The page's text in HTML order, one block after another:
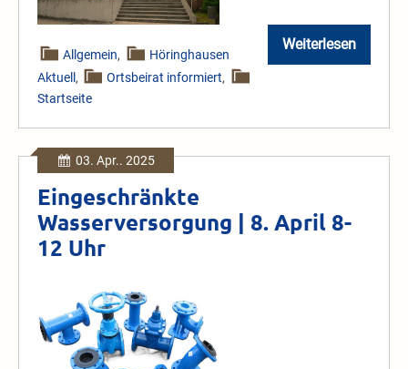
Mitmachaktion
Bürgerhaus
Weiterlesen
Ortsbeirat
Höringhausen
Allgemein,
Höringhausen
Aktuell , Ortsbeirat informiert,
Startseite
03. Apr.. 2025
Eingeschränkte
Wasserversorgung | 8. April 8-
12 Uhr
Wasserversorgung